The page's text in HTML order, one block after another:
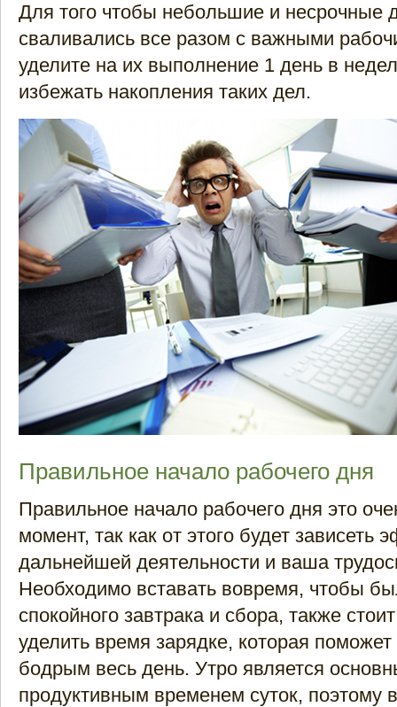
Для того чтобы небольшие и несрочные
сваливались все разом с важными
уделите на их выполнение 1 день в
избежать накопления таких дел.
Правильное начало рабочего дня
Правильное начало рабочего дня это
момент, так как от этого будет зависеть
дальнейшей деятельности и ваша
Необходимо вставать вовремя, чтобы
спокойного завтрака и сбора, также
уделить время зарядке, которая поможет
бодрым весь день. Утро является
продуктивным временем суток, поэтому